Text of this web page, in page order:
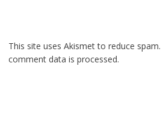
This site uses Akismet to reduce spam.
comment data is processed.